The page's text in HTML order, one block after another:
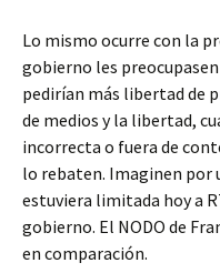
Lo mismo ocurre con la
gobierno les
pedirían más libertad de
de medios y la libertad,
incorrecta o fuera de
lo rebaten. Imaginen
estuviera limitada hoy a
gobierno. El NODO de
en comparación.